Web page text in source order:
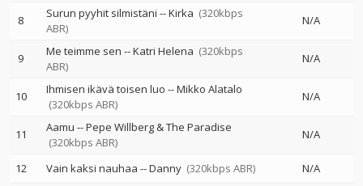
8 Surun pyyhit silmistäni --Kirka (320kbps
ABR)
N/A
9 Me teimme sen --Katri Helena (320kbps
ABR)
N/A
10 Ihmisen ikävä toisen luo --Mikko Alatalo
(320kbps ABR)
N/A
11 Aamu --Pepe Willberg & The Paradise
(320kbps ABR)
N/A
12 Vain kaksi nauhaa --Danny (320kbps ABR) N/A